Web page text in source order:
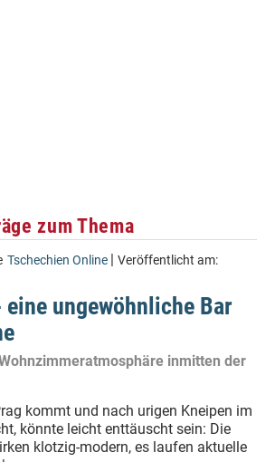
zum Thema
Tschechien Online | Veröffentlicht am:
ungewöhnliche Bar
inmitten der
kommt und nach urigen Kneipen im
könnte leicht enttäuscht sein: Die
klotzig-modern, es laufen aktuelle